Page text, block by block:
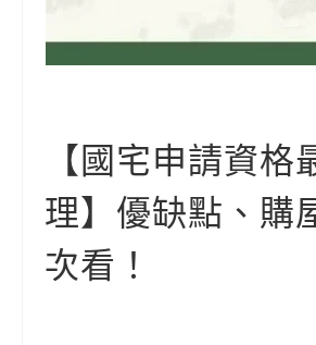
【國宅申請資格
理】優缺點、購
次看！